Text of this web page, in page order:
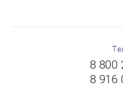
8 800
8 916